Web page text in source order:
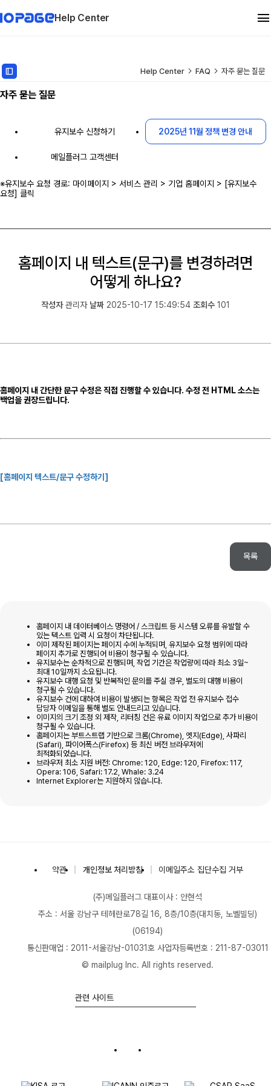
Help Center
유지보수
dock_to_right Help Center FAQ 자주 묻는 질문
자주 묻는 질문
유지보수 신청하기 2025년 11월 정책 변경 안내
메일플러그 고객센터
※유지보수 요청 경로: 마이페이지 > 서비스 관리 > 기업 홈페이지 > [유지보수
요청] 클릭
홈페이지 내 텍스트(문구)를 변경하려면
어떻게 하나요?
작성자관리자 날짜 2025-10-17 15:49:54 조회수 101
홈페이지 내 간단한 문구 수정은 직접 진행할 수 있습니다. 수정 전 HTML 소스는
백업을권장드립니다.
[홈페이지 텍스트/문구 수정하기]
목록
홈페이지 내 데이터베이스 명령어 / 스크립트 등 시스템 오류를 유발할 수
있는 텍스트 입력 시 요청이 차단됩니다.
이미 제작된 페이지는 페이지 수에 누적되며, 유지보수 요청 범위에 따라
페이지 추가로 진행되어 비용이 청구될 수 있습니다.
유지보수는 순차적으로 진행되며, 작업 기간은 작업량에 따라 최소 3일~
최대 10일까지 소요됩니다.
유지보수 대행 요청 및 반복적인 문의를 주실 경우, 별도의 대행 비용이
청구될 수 있습니다.
유지보수 건에 대하여 비용이 발생되는 항목은 작업 전 유지보수 접수
담당자 이메일을 통해 별도 안내드리고 있습니다.
이미지의 크기 조정 외 제작, 리터칭 건은 유료 이미지 작업으로 추가 비용이
청구될 수 있습니다.
홈페이지는 부트스트랩 기반으로 크롬(Chrome), 엣지(Edge), 사파리
(Safari), 파이어폭스(Firefox) 등 최신 버전 브라우저에
최적화되었습니다.
브라우저 최소 지원 버전: Chrome: 120, Edge: 120, Firefox: 117,
Opera: 106, Safari: 17.2, Whale: 3.24
Internet Explorer는 지원하지 않습니다.
약관 개인정보 처리방침 이메일주소 집단수집 거부
(주)메일플러그 대표이사 : 안현석
주소 : 서울 강남구 테헤란로78길 16, 8층/10층(대치동, 노벨빌딩)
(06194)
통신판매업 : 2011-서울강남-01031호 사업자등록번호 : 211-87-03011
© mailplug Inc. All rights reserved.
관련 사이트